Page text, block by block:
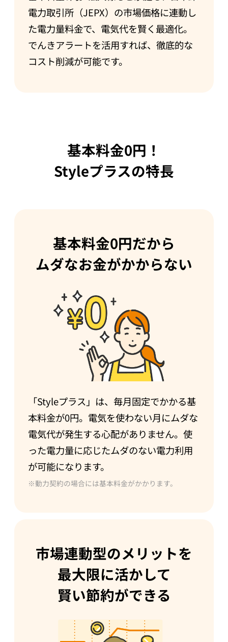
電力取引所（JEPX）の市場価格に連動し
た電力量料金で、電気代を賢く最適化。
でんきアラートを活用すれば、徹底的な
コスト削減が可能です。
基本料金0円！
Styleプラスの特長
基本料金0円だから
ムダなお金がかからない
「Styleプラス」は、毎月固定でかかる基
本料金が0円。電気を使わない月にムダな
電気代が発生する心配がありません。使
った電力量に応じたムダのない電力利用
が可能になります。
※動力契約の場合には基本料金がかかります。
市場連動型のメリットを
最大限に活かして
賢い節約ができる